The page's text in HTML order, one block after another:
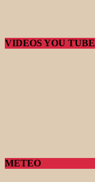
VIDEOS YOU TUBE
METEO